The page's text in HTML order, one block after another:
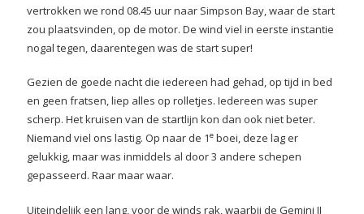
vertrokken we rond 08.45 uur naar Simpson Bay, waar de start
zou plaatsvinden, op de motor. De wind viel in eerste instantie
nogal tegen, daarentegen was de start super!
Gezien de goede nacht die iedereen had gehad, op tijd in bed
en geen fratsen, liep alles op rolletjes. Iedereen was super
scherp. Het kruisen van de startlijn kon dan ook niet beter.
Niemand viel ons lastig. Op naar de 1eboei, deze lag er
gelukkig, maar was inmiddels al door 3 andere schepen
gepasseerd. Raar maar waar.
Uiteindelijk een lang, voor de winds rak, waarbij de Gemini II